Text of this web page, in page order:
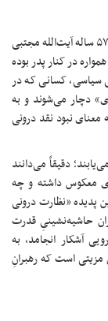
دانشِ انتقادی در سایه‌ی قدرت اگرچه بخش بزرگی از عمر ۵۷‌ ساله‌ آیت‌الله مجتبی
در کنار پدر بوده
کسانی که در
دچار می‌شوند و به
نبود نقد درونی
دقیقاً می‌دانند
معکوس داشته و چه
«نظارت درونی
حاشیه‌نشینیِ قدرت
آشکار انجامد، به
است که رهبرانِ